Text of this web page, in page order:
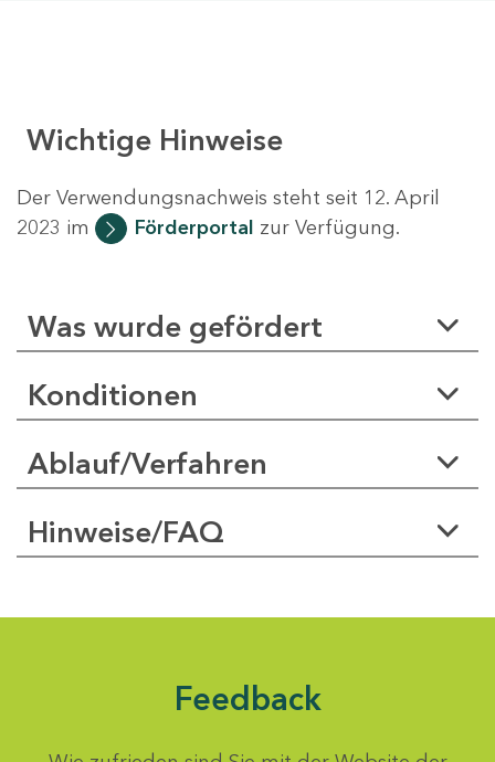
Wichtige Hinweise
Der Verwendungsnachweis steht seit 12. April
2023 im
Förderportal zur Verfügung.
Was wurde gefördert
Konditionen
Ablauf/Verfahren
Hinweise/FAQ
Feedback